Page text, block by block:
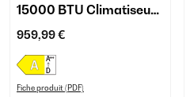
15000 BTU Climatiseur
mobile Blanc
959,99 €
Fiche produit (PDF)